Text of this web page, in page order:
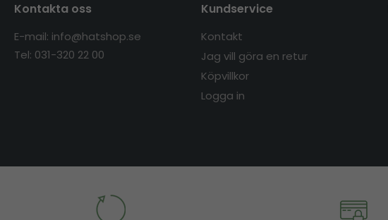
Kontakta oss
E-mail: info@hatshop.se
Tel: 031-320 22 00
Kundservice
Kontakt
Jag vill göra en retur
Köpvillkor
Logga in